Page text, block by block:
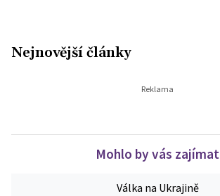
Nejnovější články
Mohlo by vás zajímat
Válka na Ukrajině